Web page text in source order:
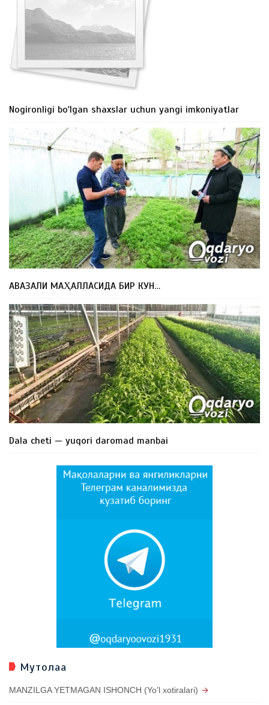
Nogironligi bo'lgan shaxslar uchun yangi imkoniyatlar
АВАЗАЛИ МАҲАЛЛАСИДА БИР КУН…
Dala cheti — yuqori daromad manbai
Мутолаа
MANZILGA YETMAGAN ISHONCH (Yo'l xotiralari)